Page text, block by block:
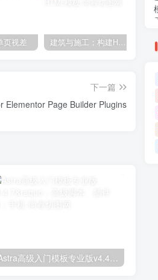
页视差 建筑与施工；构建HTML模板
下一篇
Element Pack v6.11.1 - Addon for Elementor Page Builder Plugins